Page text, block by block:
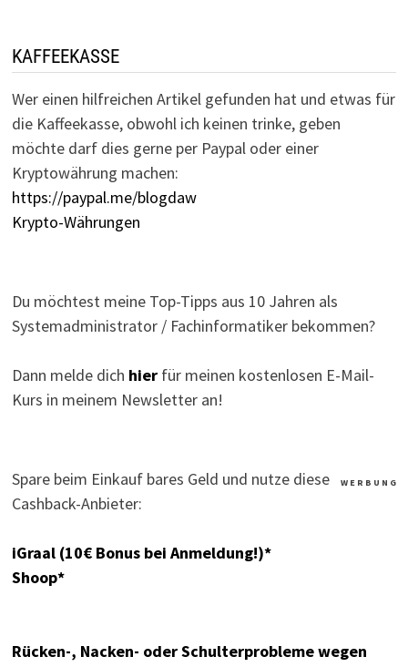
KAFFEEKASSE
Wer einen hilfreichen Artikel gefunden hat und etwas für
die Kaffeekasse, obwohl ich keinen trinke, geben
möchte darf dies gerne per Paypal oder einer
Kryptowährung machen:
https://paypal.me/blogdaw
Krypto-Währungen
Du möchtest meine Top-Tipps aus 10 Jahren als
Systemadministrator / Fachinformatiker bekommen?
Dann melde dich hierfür meinen kostenlosen E-Mail-
Kurs in meinem Newsletter an!
W E R B U N G
Spare beim Einkauf bares Geld und nutze diese
Cashback-Anbieter:
iGraal (10€ Bonus bei Anmeldung!)*
Shoop*
Rücken-, Nacken- oder Schulterprobleme wegen